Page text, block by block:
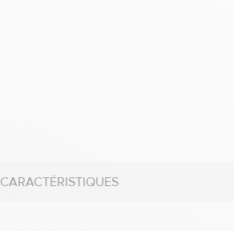
CARACTÉRISTIQUES